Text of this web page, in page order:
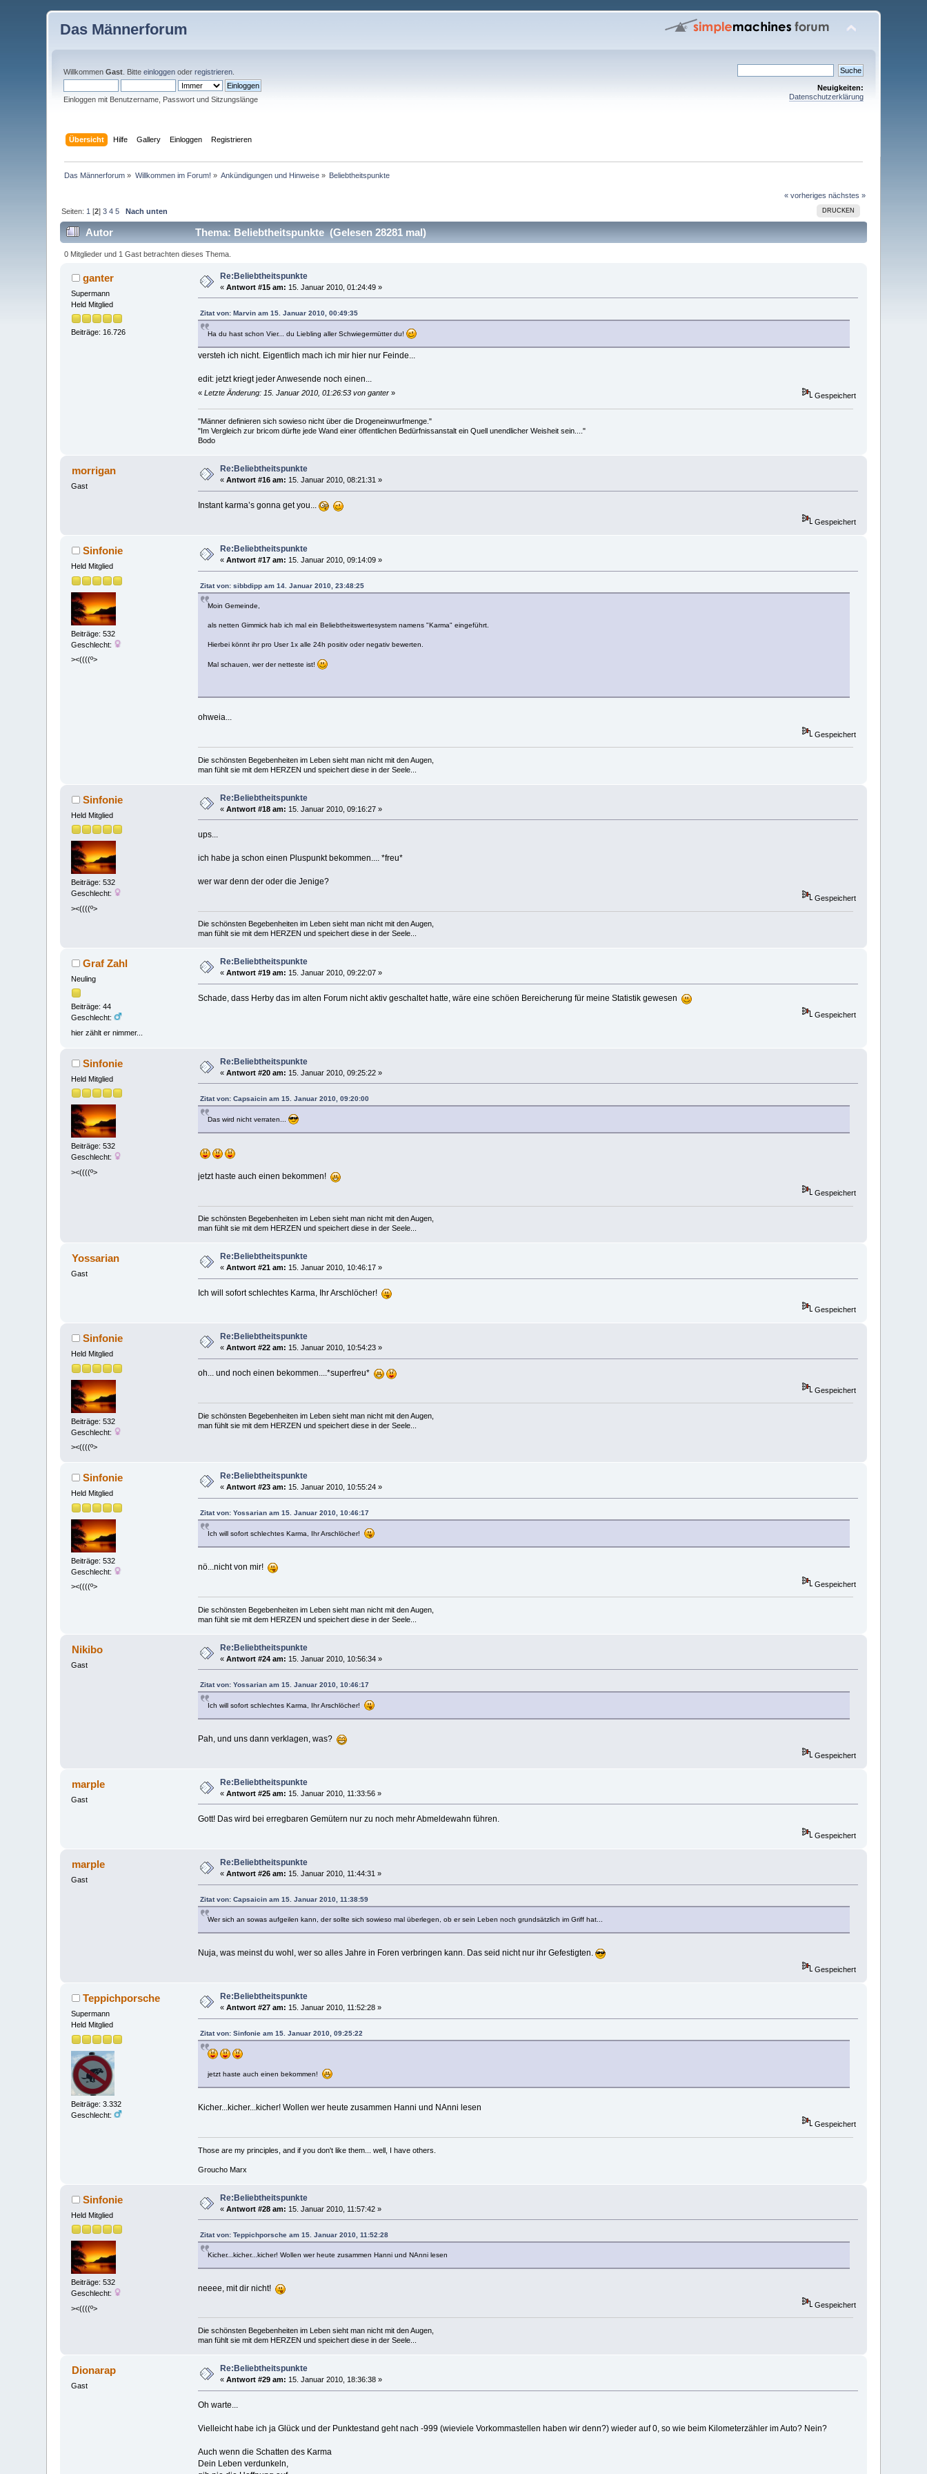
Das Männerforum
WillkommenGast . Bitteeinloggen oderregistrieren
Einloggen mit Benutzername, Passwort und Sitzungslänge
Neuigkeiten:
Datenschutzerklärung
Übersicht Hilfe Gallery Einloggen Registrieren
Das Männerforum » Willkommen im Forum! » Ankündigungen und Hinweise » Beliebtheitspunkte
« vorheriges nächstes »
DRUCKEN
Seiten: 1 [2]3 4 5 Nach unten
Autor Thema: Beliebtheitspunkte (Gelesen 28281 mal)
0 Mitglieder und 1 Gast betrachten dieses Thema.
ganter
Supermann
Held Mitglied
Beiträge: 16.726
Re:Beliebtheitspunkte
«Antwort #15 am: 15. Januar 2010, 01:24:49 »
Zitat von: Marvin am 15. Januar 2010, 00:49:35
Ha du hast schon Vier... du Liebling aller Schwiegermütter du!
versteh ich nicht. Eigentlich mach ich mir hier nur Feinde...
edit: jetzt kriegt jeder Anwesende noch einen...
« Letzte Änderung: 15. Januar 2010, 01:26:53 von ganter» Gespeichert
"Männer definieren sich sowieso nicht über die Drogeneinwurfmenge."
"Im Vergleich zur bricom dürfte jede Wand einer öffentlichen Bedürfnissanstalt ein Quell unendlicher Weisheit sein...."
Bodo
morrigan
Gast
Re:Beliebtheitspunkte
«Antwort #16 am: 15. Januar 2010, 08:21:31 »
Instant karma’s gonna get you...
Gespeichert
Sinfonie
Held Mitglied
Beiträge: 532
Geschlecht:
><((((º>
Re:Beliebtheitspunkte
«Antwort #17 am: 15. Januar 2010, 09:14:09 »
Zitat von: sibbdipp am 14. Januar 2010, 23:48:25
Moin Gemeinde,
als netten Gimmick hab ich mal ein Beliebtheitswertesystem namens "Karma" eingeführt.
Hierbei könnt ihr pro User 1x alle 24h positiv oder negativ bewerten.
Mal schauen, wer der netteste ist!
ohweia...
Gespeichert
Die schönsten Begebenheiten im Leben sieht man nicht mit den Augen,
man fühlt sie mit dem HERZEN und speichert diese in der Seele...
Sinfonie
Held Mitglied
Beiträge: 532
Geschlecht:
><((((º>
Re:Beliebtheitspunkte
«Antwort #18 am: 15. Januar 2010, 09:16:27 »
ups...
ich habe ja schon einen Pluspunkt bekommen.... *freu*
wer war denn der oder die Jenige?
Gespeichert
Die schönsten Begebenheiten im Leben sieht man nicht mit den Augen,
man fühlt sie mit dem HERZEN und speichert diese in der Seele...
Graf Zahl
Neuling
Beiträge: 44
Geschlecht:
hier zählt er nimmer...
Re:Beliebtheitspunkte
«Antwort #19 am: 15. Januar 2010, 09:22:07 »
Schade, dass Herby das im alten Forum nicht aktiv geschaltet hatte, wäre eine schöen Bereicherung für meine Statistik gewesen
Gespeichert
Sinfonie
Held Mitglied
Beiträge: 532
Geschlecht:
><((((º>
Re:Beliebtheitspunkte
«Antwort #20 am: 15. Januar 2010, 09:25:22 »
Zitat von: Capsaicin am 15. Januar 2010, 09:20:00
Das wird nicht verraten...
jetzt haste auch einen bekommen!
Gespeichert
Die schönsten Begebenheiten im Leben sieht man nicht mit den Augen,
man fühlt sie mit dem HERZEN und speichert diese in der Seele...
Yossarian
Gast
Re:Beliebtheitspunkte
«Antwort #21 am: 15. Januar 2010, 10:46:17 »
Ich will sofort schlechtes Karma, Ihr Arschlöcher!
Gespeichert
Sinfonie
Held Mitglied
Beiträge: 532
Geschlecht:
><((((º>
Re:Beliebtheitspunkte
«Antwort #22 am: 15. Januar 2010, 10:54:23 »
oh... und noch einen bekommen....*superfreu*
Gespeichert
Die schönsten Begebenheiten im Leben sieht man nicht mit den Augen,
man fühlt sie mit dem HERZEN und speichert diese in der Seele...
Sinfonie
Held Mitglied
Beiträge: 532
Geschlecht:
><((((º>
Re:Beliebtheitspunkte
«Antwort #23 am: 15. Januar 2010, 10:55:24 »
Zitat von: Yossarian am 15. Januar 2010, 10:46:17
Ich will sofort schlechtes Karma, Ihr Arschlöcher!
nö...nicht von mir!
Gespeichert
Die schönsten Begebenheiten im Leben sieht man nicht mit den Augen,
man fühlt sie mit dem HERZEN und speichert diese in der Seele...
Nikibo
Gast
Re:Beliebtheitspunkte
«Antwort #24 am: 15. Januar 2010, 10:56:34 »
Zitat von: Yossarian am 15. Januar 2010, 10:46:17
Ich will sofort schlechtes Karma, Ihr Arschlöcher!
Pah, und uns dann verklagen, was?
Gespeichert
marple
Gast
Re:Beliebtheitspunkte
«Antwort #25 am: 15. Januar 2010, 11:33:56 »
Gott! Das wird bei erregbaren Gemütern nur zu noch mehr Abmeldewahn führen.
Gespeichert
marple
Gast
Re:Beliebtheitspunkte
«Antwort #26 am: 15. Januar 2010, 11:44:31 »
Zitat von: Capsaicin am 15. Januar 2010, 11:38:59
Wer sich an sowas aufgeilen kann, der sollte sich sowieso mal überlegen, ob er sein Leben noch grundsätzlich im Griff hat...
Nuja, was meinst du wohl, wer so alles Jahre in Foren verbringen kann. Das seid nicht nur ihr Gefestigten.
Gespeichert
Teppichporsche
Supermann
Held Mitglied
Beiträge: 3.332
Geschlecht:
Re:Beliebtheitspunkte
«Antwort #27 am: 15. Januar 2010, 11:52:28 »
Zitat von: Sinfonie am 15. Januar 2010, 09:25:22
jetzt haste auch einen bekommen!
Kicher...kicher...kicher! Wollen wer heute zusammen Hanni und NAnni lesen
Gespeichert
Those are my principles, and if you don't like them... well, I have others.
Groucho Marx
Sinfonie
Held Mitglied
Beiträge: 532
Geschlecht:
><((((º>
Re:Beliebtheitspunkte
«Antwort #28 am: 15. Januar 2010, 11:57:42 »
Zitat von: Teppichporsche am 15. Januar 2010, 11:52:28
Kicher...kicher...kicher! Wollen wer heute zusammen Hanni und NAnni lesen
neeee, mit dir nicht!
Gespeichert
Die schönsten Begebenheiten im Leben sieht man nicht mit den Augen,
man fühlt sie mit dem HERZEN und speichert diese in der Seele...
Dionarap
Gast
Re:Beliebtheitspunkte
«Antwort #29 am: 15. Januar 2010, 18:36:38 »
Oh warte...
Vielleicht habe ich ja Glück und der Punktestand geht nach -999 (wieviele Vorkommastellen haben wir denn?) wieder auf 0, so wie beim Kilometerzähler im Auto? Nein?
Auch wenn die Schatten des Karma
Dein Leben verdunkeln,